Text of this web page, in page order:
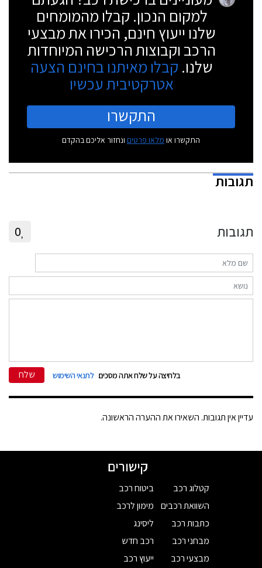
למקום הנכון. קבלו מהמומחים
שלנו ייעוץ חינם, הכירו את מבצעי
הרכב וקבוצות הרכישה המיוחדות
שלנו. קבלו מאיתנו בחינם הצעה
אטרקטיבית עכשיו
התקשרו
התקשרו או מלאו פרטים ונחזור אליכם בהקדם
תגובות
תגובות 0
בלחיצה על שלח אתה מסכים לתנאי השימוש שלח
עדיין אין תגובות. השאירו את ההערה הראשונה.
קישורים
קטלוג רכב
השוואת רכבים
כתבות רכב
מבחני רכב
מבצעי רכב
ביטוח רכב
מימון לרכב
ליסינג
רכב חדש
ייעוץ רכב